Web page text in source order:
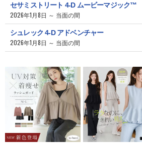
セサミストリート 4-D ムービーマジック™
2026年1月8日 ～ 当面の間
シュレック 4-D アドベンチャー
2026年1月8日 ～ 当面の間